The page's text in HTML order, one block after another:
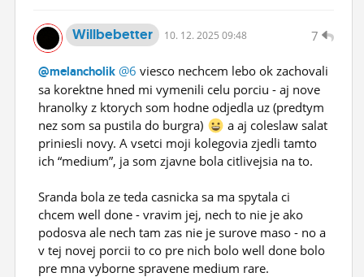
7
Willbebetter 10. 12. 2025 09:48
@melancholik @6 viesco nechcem lebo ok zachovali
sa korektne hned mi vymenili celu porciu - aj nove
hranolky z ktorych som hodne odjedla uz (predtym
nez som sa pustila do burgra)
a aj coleslaw salat
priniesli novy. A vsetci moji kolegovia zjedli tamto
ich “medium”, ja som zjavne bola citlivejsia na to.
Sranda bola ze teda casnicka sa ma spytala ci
chcem well done - vravim jej, nech to nie je ako
podosva ale nech tam zas nie je surove maso - no a
v tej novej porcii to co pre nich bolo well done bolo
pre mna vyborne spravene medium rare.